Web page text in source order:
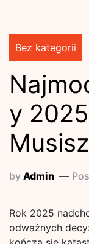
Bez kategorii
y
by Admin
Rok 2025
odważnych